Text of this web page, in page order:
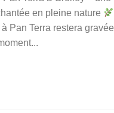
en pleine nature
Pan Terra restera gravée